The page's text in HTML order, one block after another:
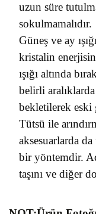
uzun süre
sokulmamalıdır.
Güneş ve ay
kristalin
ışığı altında
belirli aralıklarda
bekletilerek eski
Tütsü ile
aksesuarlarda
bir yöntemdir.
taşını ve diğer